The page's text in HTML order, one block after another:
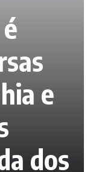
e
dos